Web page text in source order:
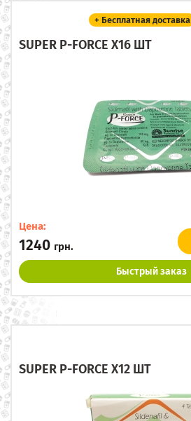
+ Бесплатная доставка
SUPER P-FORCE X16 ШТ
Цена:
1240 грн.
Быстрый заказ
SUPER P-FORCE X12 ШТ